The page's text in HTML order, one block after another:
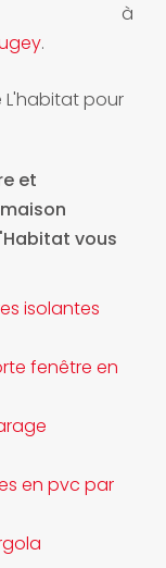
à
.
pour
et
vous
isolantes
fenêtre en
en pvc par